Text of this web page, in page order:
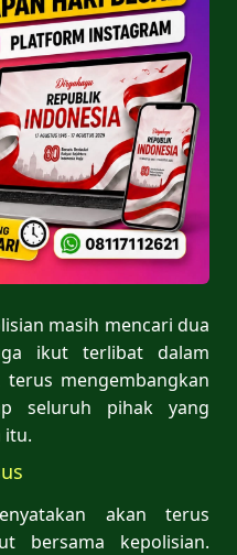
masih mencari dua
ikut terlibat dalam
mengembangkan
seluruh pihak yang
itu.
akan terus
bersama kepolisian.